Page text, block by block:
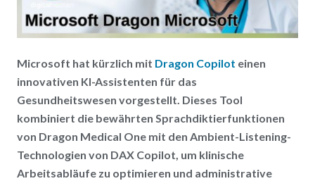
Microsoft hat kürzlich mit Dragon Copilot einen
innovativen KI-Assistenten für das
Gesundheitswesen vorgestellt. Dieses Tool
kombiniert die bewährten Sprachdiktierfunktionen
von Dragon Medical One mit den Ambient-Listening-
Technologien von DAX Copilot, um klinische
Arbeitsabläufe zu optimieren und administrative